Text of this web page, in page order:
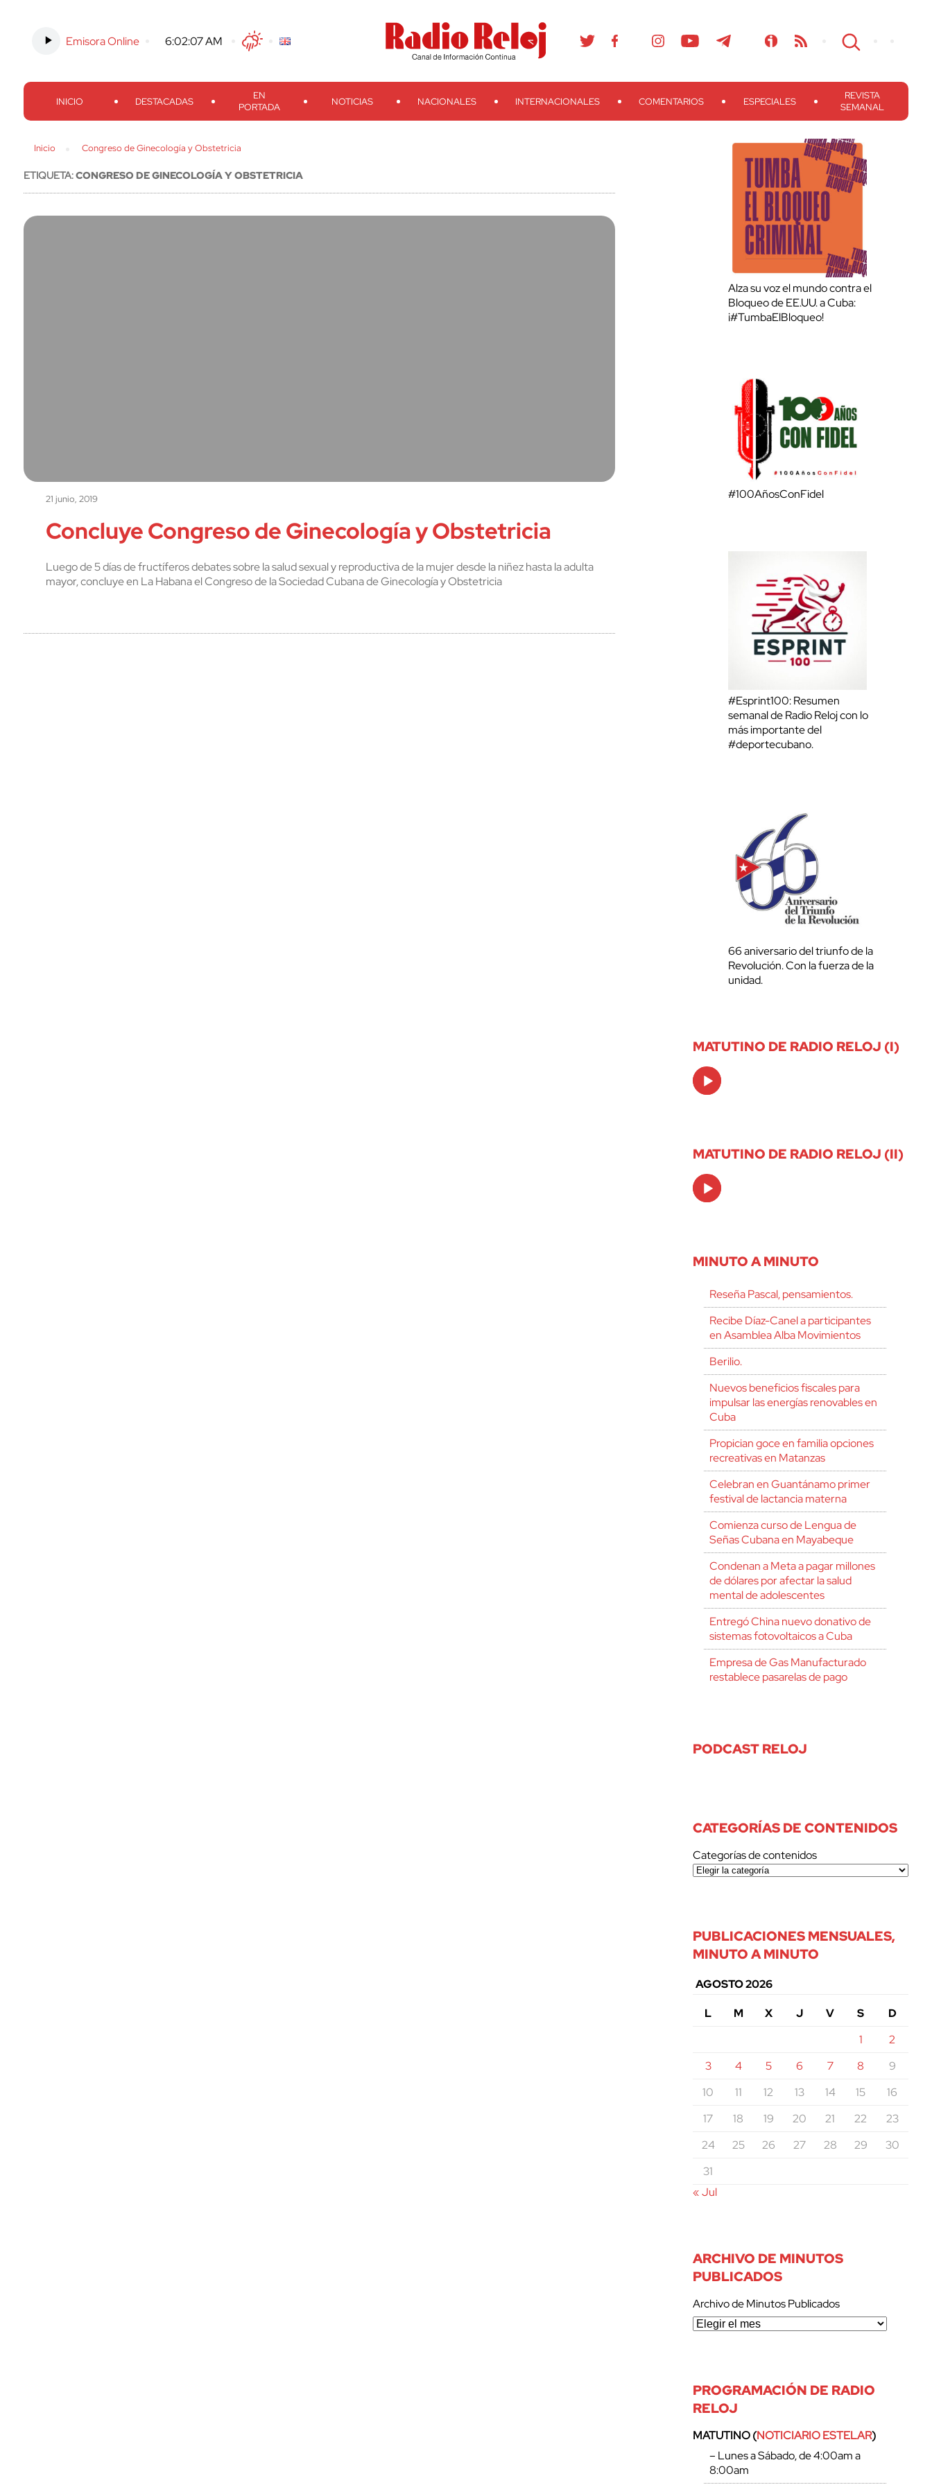
Emisora Online 6:02:08 AM TwitterFacebook
Threads
Instagram TelegramTeveo Ivoox RSS Search
INICIO DESTACADAS
EN
PORTADA
NOTICIAS NACIONALES INTERNACIONALES COMENTARIOS ESPECIALES
REVISTA
SEMANAL
Inicio Congreso de Ginecología y Obstetricia
ETIQUETA:CONGRESO DE GINECOLOGÍA Y OBSTETRICIA
21 junio, 2019
Concluye Congreso de Ginecología y Obstetricia
Luego de 5 días de fructíferos debates sobre la salud sexual y reproductiva de la mujer desde la niñez hasta la adulta
mayor, concluye en La Habana el Congreso de la Sociedad Cubana de Ginecología y Obstetricia
Alza su voz el mundo contra el
Bloqueo de EE.UU. a Cuba:
¡#TumbaElBloqueo!
#100AñosConFidel
#Esprint100: Resumen
semanal de Radio Reloj con lo
más importante del
#deportecubano.
66 aniversario del triunfo de la
Revolución. Con la fuerza de la
unidad.
MATUTINO DE RADIO RELOJ (I)
Audio
Player
MATUTINO DE RADIO RELOJ (II)
Audio
Player
MINUTO A MINUTO
Reseña Pascal, pensamientos.
Recibe Díaz-Canel a participantes
en Asamblea Alba Movimientos
Berilio.
Nuevos beneficios fiscales para
impulsar las energías renovables en
Cuba
Propician goce en familia opciones
recreativas en Matanzas
Celebran en Guantánamo primer
festival de lactancia materna
Comienza curso de Lengua de
Señas Cubana en Mayabeque
Condenan a Meta a pagar millones
de dólares por afectar la salud
mental de adolescentes
Entregó China nuevo donativo de
sistemas fotovoltaicos a Cuba
Empresa de Gas Manufacturado
restablece pasarelas de pago
PODCAST RELOJ
CATEGORÍAS DE CONTENIDOS
Categorías de contenidos
PUBLICACIONES MENSUALES,
MINUTO A MINUTO
AGOSTO 2026
L
M X J V S
D
1
2
3
4 5 6 7 8
9
10
11 12 13 14 15
16
17
18 19 20 21 22
23
24
25 26 27 28 29
30
31
« Jul
ARCHIVO DE MINUTOS
PUBLICADOS
Archivo de Minutos Publicados
PROGRAMACIÓN DE RADIO
RELOJ
MATUTINO (NOTICIARIO ESTELAR)
– Lunes a Sábado, de 4:00am a
8:00am